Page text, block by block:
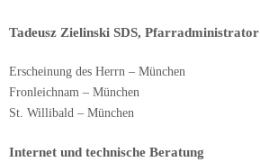
Tadeusz Zielinski SDS, Pfarradministrator
Erscheinung des Herrn – München
Fronleichnam – München
St. Willibald – München
Internet und technische Beratung